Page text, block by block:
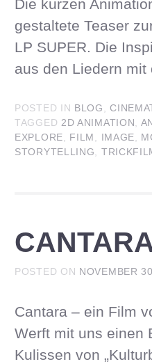
Die kurzen
gestaltete Teaser
LP SUPER. Die
aus den Liedern mit
POSTED IN BLOG ,
TAGGED 2D ANIMATION
EXPLORE
FILM IMAGE
STORYTELLING
POSTED ON NOVEMBER
Cantara – ein Film
Werft mit uns einen
Kulissen von